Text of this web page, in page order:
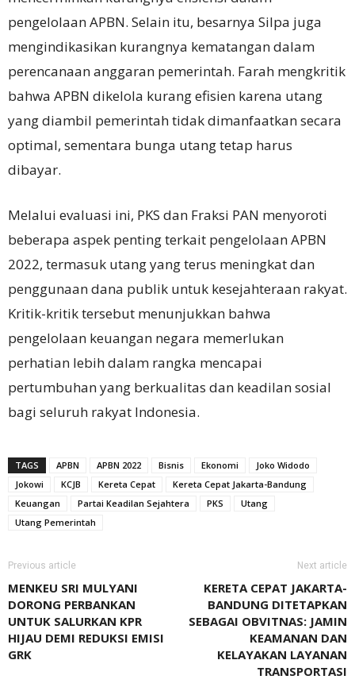
pengelolaan APBN. Selain itu, besarnya Silpa juga
mengindikasikan kurangnya kematangan dalam
perencanaan anggaran pemerintah. Farah mengkritik
bahwa APBN dikelola kurang efisien karena utang
yang diambil pemerintah tidak dimanfaatkan secara
optimal, sementara bunga utang tetap harus
dibayar.
Melalui evaluasi ini, PKS dan Fraksi PAN menyoroti
beberapa aspek penting terkait pengelolaan APBN
2022, termasuk utang yang terus meningkat dan
penggunaan dana publik untuk kesejahteraan rakyat.
Kritik-kritik tersebut menunjukkan bahwa
pengelolaan keuangan negara memerlukan
perhatian lebih dalam rangka mencapai
pertumbuhan yang berkualitas dan keadilan sosial
bagi seluruh rakyat Indonesia.
TAGS APBN APBN 2022 Bisnis Ekonomi
Joko Widodo
Jokowi
KCJB Kereta Cepat
Kereta Cepat Jakarta-Bandung
Keuangan
Partai Keadilan Sejahtera PKS
Utang
Utang Pemerintah
Previous article
MENKEU SRI MULYANI
DORONG PERBANKAN
UNTUK SALURKAN KPR
HIJAU DEMI REDUKSI EMISI
GRK
Next article
KERETA CEPAT JAKARTA-
BANDUNG DITETAPKAN
SEBAGAI OBVITNAS: JAMIN
KEAMANAN DAN
KELAYAKAN LAYANAN
TRANSPORTASI